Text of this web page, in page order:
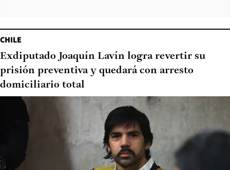
CHILE
Exdiputado Joaquín Lavín logra revertir su
prisión preventiva y quedará con arresto
domiciliario total